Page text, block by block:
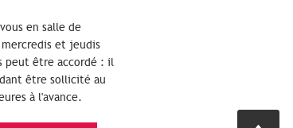
en salle de
et jeudis
peut être accordé : il
être sollicité au
à l'avance.